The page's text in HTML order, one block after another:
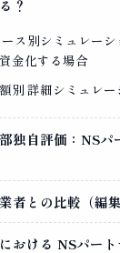
？
ス別シミュレー
金化する場合
別 詳細シミュレー
独自評価：NSパ
者との比較（編集
おける NSパー